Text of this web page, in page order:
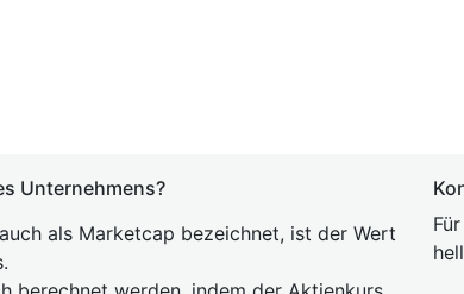
Unternehmens?
als Marketcap bezeichnet, ist der Wert
hel